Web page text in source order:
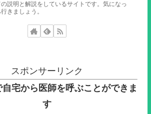
説明と解説をしているサイトです。気になっ
きましょう。
スポンサーリンク
宅から医師を呼ぶことができま
す